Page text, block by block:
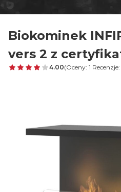
Biokominek
vers 2 z
4.00(Oceny: 1